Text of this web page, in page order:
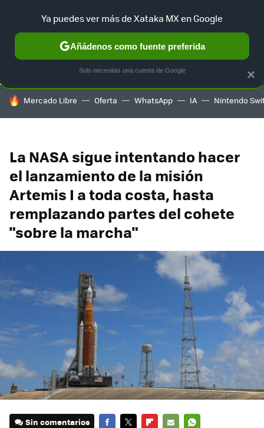
SELECCIÓN GAMING HOME AUTO TERRITORIO
HOY SE HABLA DE
Mercado Libre Oferta WhatsApp IA Nintendo
La NASA sigue intentando hacer
el lanzamiento de la misión
Artemis I a toda costa, hasta
remplazando partes del cohete
"sobre la marcha"
Sin comentarios
×
Ya puedes ver más de Xataka MX en Google
Añádenos como fuente preferida
Solo necesitas una cuenta de Google